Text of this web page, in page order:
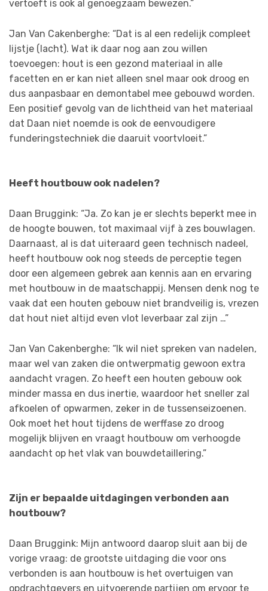
vertoeft is ook al genoegzaam bewezen.”
Jan Van Cakenberghe: “Dat is al een redelijk compleet
lijstje (lacht). Wat ik daar nog aan zou willen
toevoegen: hout is een gezond materiaal in alle
facetten en er kan niet alleen snel maar ook droog en
dus aanpasbaar en demontabel mee gebouwd worden.
Een positief gevolg van de lichtheid van het materiaal
dat Daan niet noemde is ook de eenvoudigere
funderingstechniek die daaruit voortvloeit.”
Heeft houtbouw ook nadelen?
Daan Bruggink: “Ja. Zo kan je er slechts beperkt mee in
de hoogte bouwen, tot maximaal vijf à zes bouwlagen.
Daarnaast, al is dat uiteraard geen technisch nadeel,
heeft houtbouw ook nog steeds de perceptie tegen
door een algemeen gebrek aan kennis aan en ervaring
met houtbouw in de maatschappij. Mensen denk nog te
vaak dat een houten gebouw niet brandveilig is, vrezen
dat hout niet altijd even vlot leverbaar zal zijn …”
Jan Van Cakenberghe: “Ik wil niet spreken van nadelen,
maar wel van zaken die ontwerpmatig gewoon extra
aandacht vragen. Zo heeft een houten gebouw ook
minder massa en dus inertie, waardoor het sneller zal
afkoelen of opwarmen, zeker in de tussenseizoenen.
Ook moet het hout tijdens de werffase zo droog
mogelijk blijven en vraagt houtbouw om verhoogde
aandacht op het vlak van bouwdetaillering.”
Zijn er bepaalde uitdagingen verbonden aan
houtbouw?
Daan Bruggink: Mijn antwoord daarop sluit aan bij de
vorige vraag: de grootste uitdaging die voor ons
verbonden is aan houtbouw is het overtuigen van
opdrachtgevers en uitvoerende partijen om ervoor te